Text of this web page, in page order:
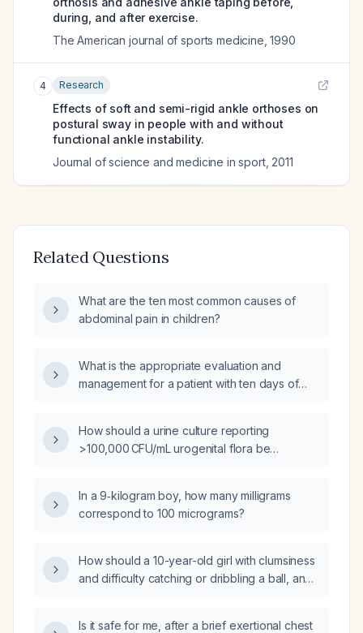
during, and after exercise.
The American journal of sports medicine ,1990
4 Research
Effects of soft and semi-rigid ankle orthoses on
postural sway in people with and without
functional ankle instability.
Journal of science and medicine in sport, 2011
Related Questions
What are the ten most common causes of
abdominal pain in children?
What is the appropriate evaluation and
management for a patient with ten days of
How should a urine culture reporting
>100,000 CFU/mL urogenital flora be
In a 9‑kilogram boy, how many milligrams
correspond to 100 micrograms?
How should a 10-year-old girl with clumsiness
and difficulty catching or dribbling a ball, and
Is it safe for me, after a brief exertional chest